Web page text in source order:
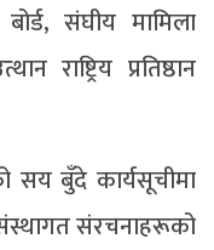
संघीय मामिला
राष्ट्रिय प्रतिष्ठान
सय बुँदे कार्यसूचीमा
संस्थागत संरचनाहरूको